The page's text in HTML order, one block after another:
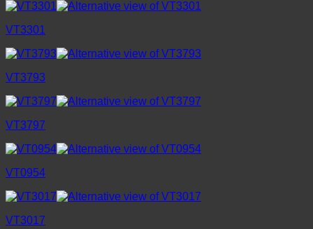
VT3301
VT3793
VT3797
VT0954
VT3017